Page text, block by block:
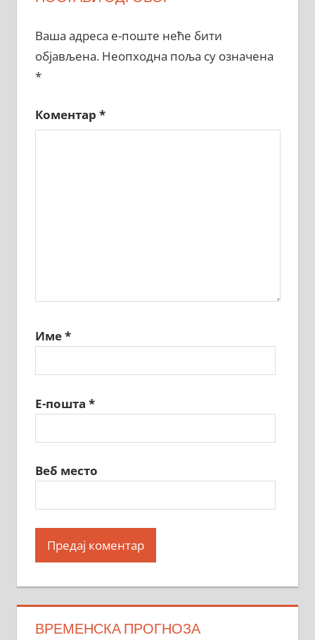
Ваша адреса е-поште неће бити
објављена. Неопходна поља су означена
*
Коментар *
Име*
Е-пошта *
Веб место
ВРЕМЕНСКА ПРОГНОЗА